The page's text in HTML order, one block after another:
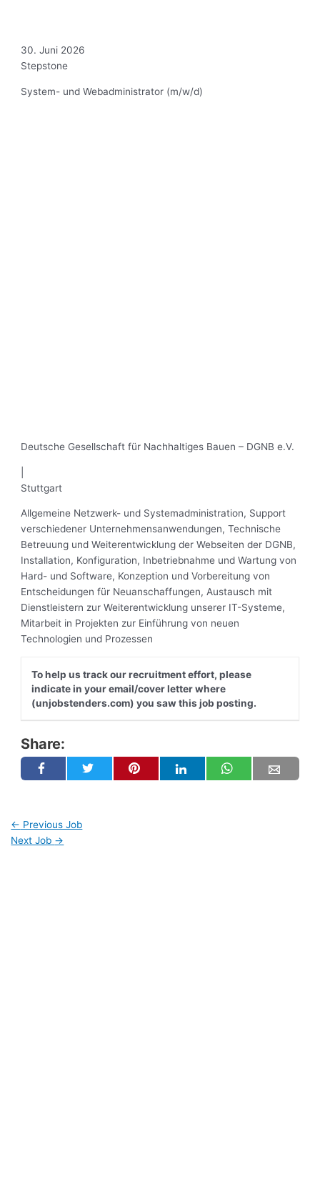
30. Juni 2026
Stepstone
System- und Webadministrator (m/w/d)
Deutsche Gesellschaft für Nachhaltiges Bauen – DGNB e.V.
Stuttgart
Allgemeine Netzwerk- und Systemadministration, Support
verschiedener Unternehmensanwendungen, Technische
Betreuung und Weiterentwicklung der Webseiten der DGNB,
Installation, Konfiguration, Inbetriebnahme und Wartung von
Hard- und Software, Konzeption und Vorbereitung von
Entscheidungen für Neuanschaffungen, Austausch mit
Dienstleistern zur Weiterentwicklung unserer IT-Systeme,
Mitarbeit in Projekten zur Einführung von neuen
Technologien und Prozessen
To help us track our recruitment effort, please
indicate in your email/cover letter where
(unjobstenders.com) you saw this job posting.
Share:
← Previous Job
Next Job →